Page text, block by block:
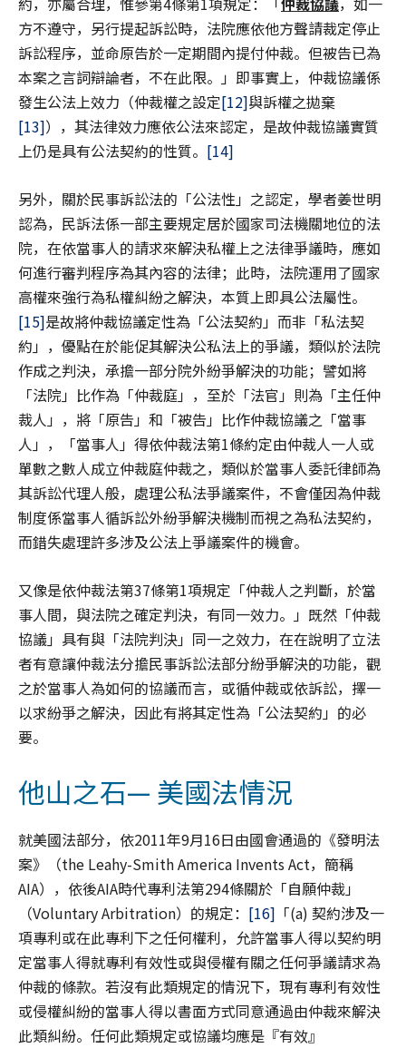
方不遵守，另行提起訴訟時，法院應依他方聲請裁定停止
訴訟程序，並命原告於一定期間內提付仲裁。但被告已為
本案之言詞辯論者，不在此限。」即事實上，仲裁協議係
發生公法上效力（仲裁權之設定[12]與訴權之拋棄
[13]），其法律效力應依公法來認定，是故仲裁協議實質
上仍是具有公法契約的性質。 [14]
另外，關於民事訴訟法的「公法性」之認定，學者姜世明
認為，民訴法係一部主要規定居於國家司法機關地位的法
院，在依當事人的請求來解決私權上之法律爭議時，應如
何進行審判程序為其內容的法律；此時，法院運用了國家
高權來強行為私權糾紛之解決，本質上即具公法屬性。
[15]是故將仲裁協議定性為「公法契約」而非「私法契
約」，優點在於能促其解決公私法上的爭議，類似於法院
作成之判決，承擔一部分院外紛爭解決的功能；譬如將
「法院」比作為「仲裁庭」，至於「法官」則為「主任仲
裁人」，將「原告」和「被告」比作仲裁協議之「當事
人」，「當事人」得依仲裁法第1條約定由仲裁人一人或
單數之數人成立仲裁庭仲裁之，類似於當事人委託律師為
其訴訟代理人般，處理公私法爭議案件，不會僅因為仲裁
制度係當事人循訴訟外紛爭解決機制而視之為私法契約，
而錯失處理許多涉及公法上爭議案件的機會。
又像是依仲裁法第37條第1項規定「仲裁人之判斷，於當
事人間，與法院之確定判決，有同一效力。」既然「仲裁
協議」具有與「法院判決」同一之效力，在在說明了立法
者有意讓仲裁法分擔民事訴訟法部分紛爭解決的功能，觀
之於當事人為如何的協議而言，或循仲裁或依訴訟，擇一
以求紛爭之解決，因此有將其定性為「公法契約」的必
要。
他山之石— 美國法情況
就美國法部分，依2011年9月16日由國會通過的《發明法
案》（the Leahy-Smith America Invents Act，簡稱
AIA），依後AIA時代專利法第294條關於「自願仲裁」
（Voluntary Arbitration）的規定： [16] 「(a) 契約涉及一
項專利或在此專利下之任何權利，允許當事人得以契約明
定當事人得就專利有效性或與侵權有關之任何爭議請求為
仲裁的條款。若沒有此類規定的情況下，現有專利有效性
或侵權糾紛的當事人得以書面方式同意通過由仲裁來解決
此類糾紛。任何此類規定或協議均應是『有效』